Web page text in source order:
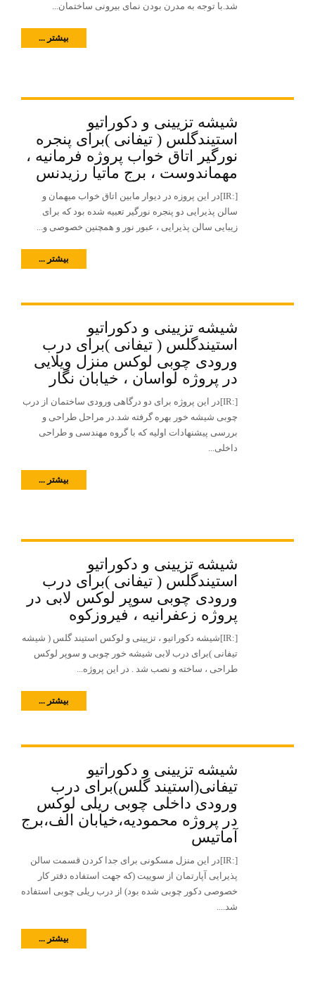
شد.با توجه به مدرن بودن نمای بیرونی ساختمان...
بیشتر ...
شیشه تزیینی و دکوراتیو
استیندگلس ( تیفانی )برای پنجره
نورگیر اتاق خواب پروژه فرمانیه ،
مهماندوست ، برج ماتیا رزیدنس
[:IR]در این پروزه در دیوار مابین اتاق خواب میهمان و
سالن پذیرایی دو پنجره نورگیر تعبیه شده بود که برای
زیبایی سالن پذیرایی ، عبور نور و همچنین خصوصی و...
بیشتر ...
شیشه تزیینی و دکوراتیو
استیندگلس ( تیفانی )برای درب
ورودی چوبی لوکس منزل ویلایی
در پروژه لواسان ، خیابان نگار
[:IR]در این پروژه برای دو درگاهی ورودی ساختمان از درب
چوبی شیشه خور بهره گرفته شد.در مراحل طراحی و
بررسی پیشنهادات اولیه که با گروه مهندسی و طراحی
داخلی...
بیشتر ...
شیشه تزیینی و دکوراتیو
استیندگلس ( تیفانی )برای درب
ورودی چوبی سوپر لوکس لابی در
پروژه زعفرانیه ، فیروزکوه
[:IR]شیشه دکوراتیو ، تزیینی و لوکس استیند گلس ( شیشه
تیفانی )برای درب لابی شیشه خور چوبی و سوپر لوکس
طراحی ، ساخته و نصب شد . در این پروژه...
بیشتر ...
شیشه تزیینی و دکوراتیو
تیفانی(استیند گلس)برای درب
ورودی داخلی چوبی ریلی لوکس
در پروژه محمودیه،خیابان الف،برج
آماتیس
[:IR]در این منزل مسکونی برای جدا کردن قسمت سالن
پذیرایی آپارتمان از سوییت (که جهت استفاده دفتر کار
خصوصی دکور چوبی شده بود) از درب ریلی چوبی استفاده
شد....
بیشتر ...